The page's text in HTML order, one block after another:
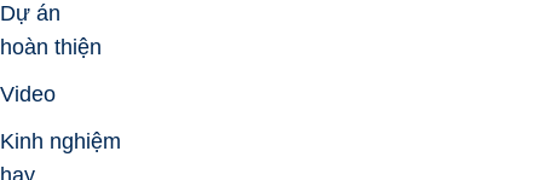
Dự án
hoàn thiện
Video
Kinh nghiệm
hay